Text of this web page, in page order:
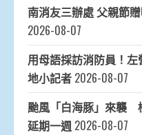
南消友三辦處 父親節
2026-08-07
用母語採訪消防員！
地小記者 2026-08-07
颱風「白海豚」來襲
延期一週 2026-08-07